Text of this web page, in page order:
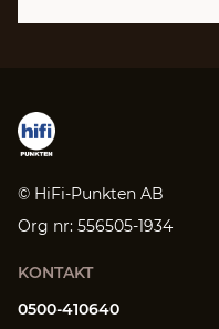
© HiFi-Punkten AB
Org nr: 556505-1934
KONTAKT
0500-410640